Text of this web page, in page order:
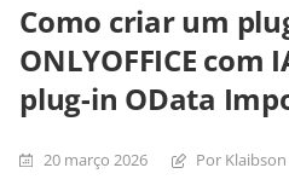
Como criar um
ONLYOFFICE com
plug-in OData
20 março 2026 Por Klaibson